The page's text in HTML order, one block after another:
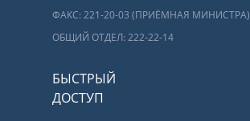
ФАКС: 221-20-03 (ПРИЁМНАЯ МИНИСТРА)
ОБЩИЙ ОТДЕЛ: 222-22-14
БЫСТРЫЙ
ДОСТУП